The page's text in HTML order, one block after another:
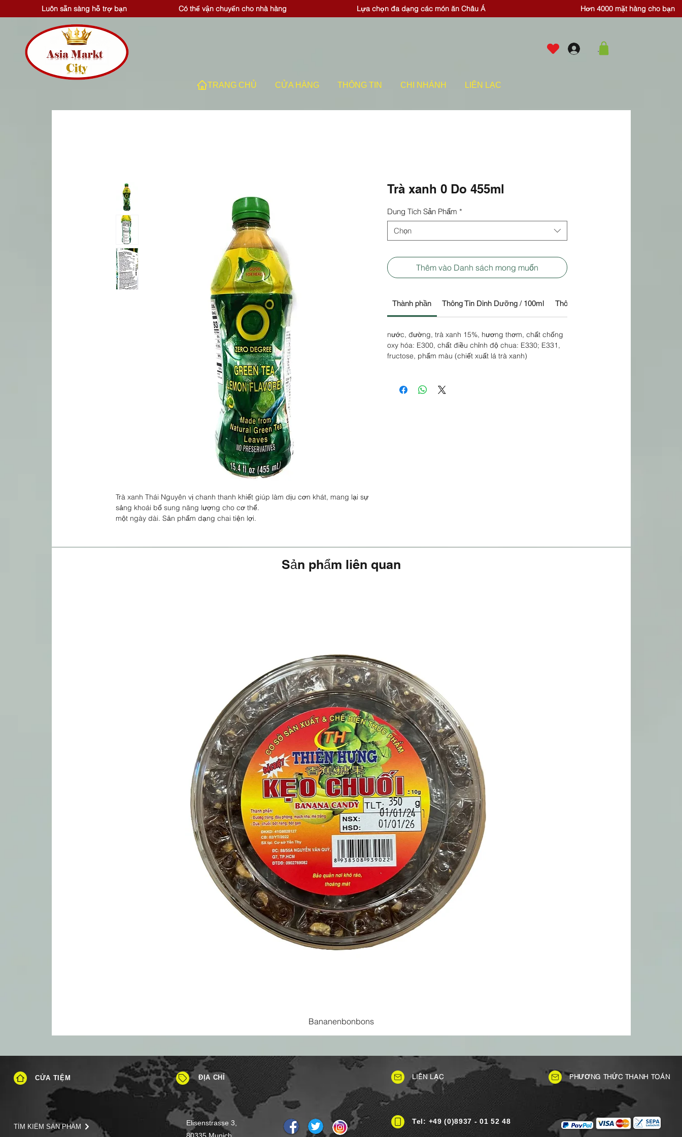
Luôn sẵn sàng hỗ trợ bạn Có thể vận chuyển cho nhà hàng Lựa chọn đa dạng các món ăn Châu Á Hơn 4000 mặt hàng cho bạn
TRANG CHỦ CỬA HÀNG THÔNG TIN CHI NHÁNH LIÊN LẠC
.
Trà xanh Thái Nguyên vị chanh thanh khiết giúp làm dịu cơn khát, mang lại sự
sảng khoái bổ sung năng lượng cho cơ thể.
một ngày dài. Sản phẩm dạng chai tiện lợi.
Trà xanh 0 Do 455ml
Dung Tích Sản Phẩm *
Chọn
Thêm vào Danh sách mong muốn
Thành phần Thông Tin Dinh Dưỡng / 100ml Thông tin sản phẩm
nước, đường, trà xanh 15%, hương thơm, chất chống
oxy hóa: E300, chất điều chỉnh độ chua: E330; E331,
fructose, phẩm màu (chiết xuất lá trà xanh)
Sản phẩm liên quan
Bananenbonbons
CỬA TIỆM
TÌM KIẾM SẢN PHẨM
ĐỊA CHỈ LIÊN LẠC PHƯƠNG THỨC THANH TOÁN
Elisenstrasse 3,
Tel: +49 (0)8937 - 01 52 48